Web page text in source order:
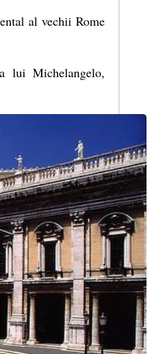
al vechii Rome
lui Michelangelo,